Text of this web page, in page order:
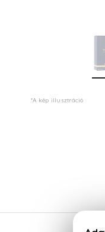
*A kép illusztráció